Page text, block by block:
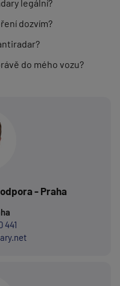
legální?
dozvím?
do mého vozu?
- Praha
441